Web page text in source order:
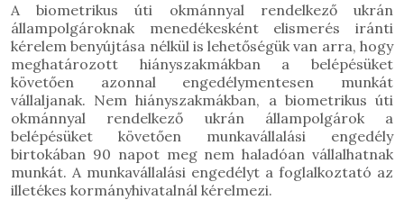
A biometrikus úti okmánnyal rendelkező ukrán
állampolgároknak menedékesként elismerés iránti
kérelem benyújtása nélkül is lehetőségük van arra, hogy
meghatározott hiányszakmákban a belépésüket
követően azonnal engedélymentesen munkát
vállaljanak. Nem hiányszakmákban, a biometrikus úti
okmánnyal rendelkező ukrán állampolgárok a
belépésüket követően munkavállalási engedély
birtokában 90 napot meg nem haladóan vállalhatnak
munkát. A munkavállalási engedélyt a foglalkoztató az
illetékes kormányhivatalnál kérelmezi.